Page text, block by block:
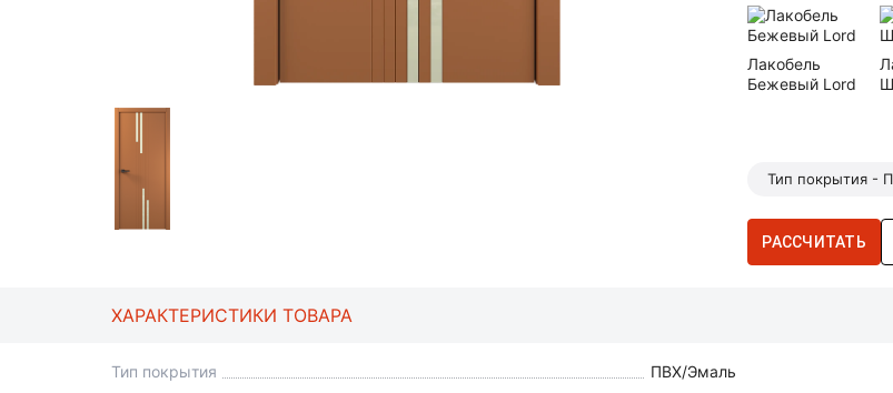
Лакобель
Бежевый Lord
Тип покрытия -
РАССЧИТАТЬ
ХАРАКТЕРИСТИКИ ТОВАРА
Тип покрытия ПВХ/Эмаль